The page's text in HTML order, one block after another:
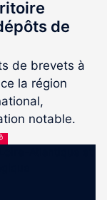
de
de brevets à
la région
notable.